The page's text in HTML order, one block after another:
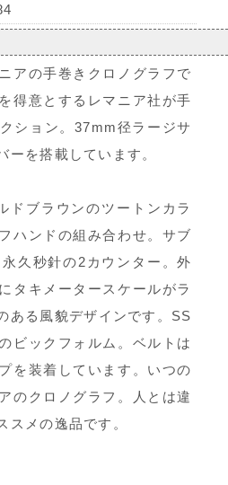
アの手巻きクロノグラフで
得意とするレマニア社が手
ション。37mm径ラージサ
ーを搭載しています。
ドブラウンのツートンカラ
ハンドの組み合わせ。サブ
久秒針の2カウンター。外
タキメータースケールがラ
ある風貌デザインです。SS
ビックフォルム。ベルトは
を装着しています。いつの
のクロノグラフ。人とは違
スメの逸品です。